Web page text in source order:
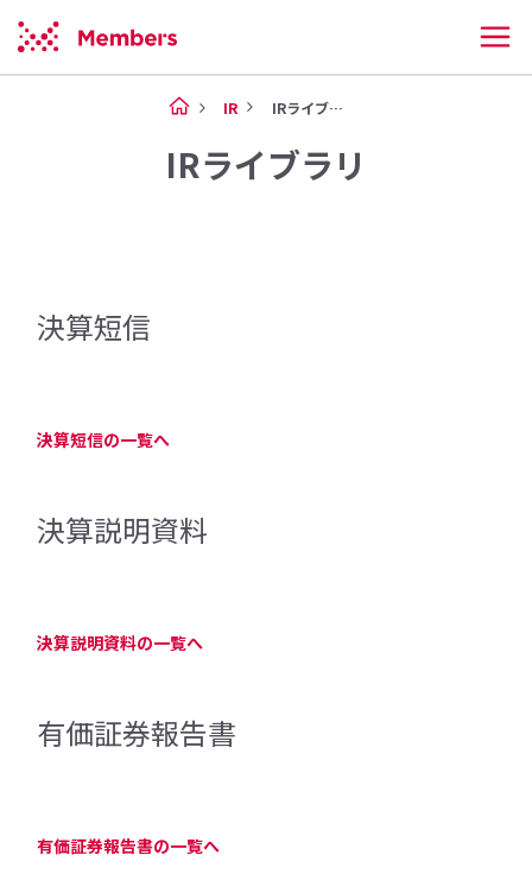
IR IRライブラリ
IRライブラリ
決算短信
決算短信の一覧へ
決算説明資料
決算説明資料の一覧へ
有価証券報告書
有価証券報告書の一覧へ